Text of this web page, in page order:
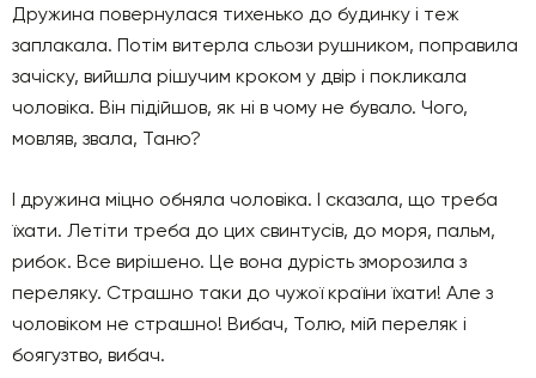
Дружина повернулася тихенько до будинку і теж
заплакала. Потім витерла сльози рушником, поправила
зачіску, вийшла рішучим кроком у двір і покликала
чоловіка. Він підійшов, як ні в чому не бувало. Чого,
мовляв, звала, Таню?
І дружина міцно обняла чоловіка. І сказала, що треба
їхати. Летіти треба до цих свинтусів, до моря, пальм,
рибок. Все вирішено. Це вона дурість зморозила з
переляку. Страшно таки до чужої країни їхати! Але з
чоловіком не страшно! Вибач, Толю, мій переляк і
боягузтво, вибач.